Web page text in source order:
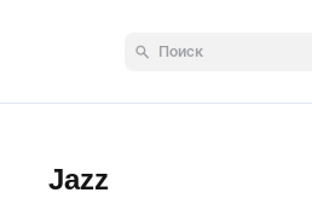
Jazz